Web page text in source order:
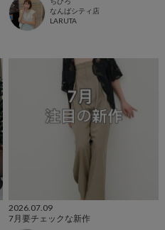
なんばシティ店
LARUTA
2026.07.09
7月要チェックな新作